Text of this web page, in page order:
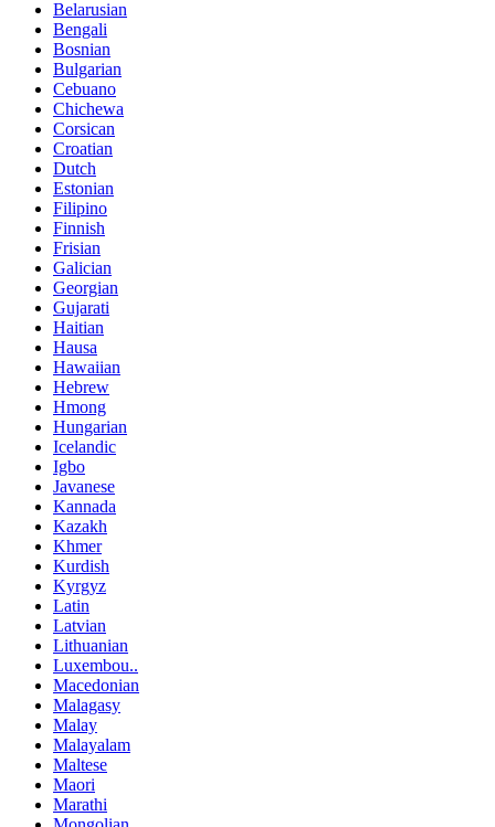
Belarusian
Bengali
Bosnian
Bulgarian
Cebuano
Chichewa
Corsican
Croatian
Dutch
Estonian
Filipino
Finnish
Frisian
Galician
Georgian
Gujarati
Haitian
Hausa
Hawaiian
Hebrew
Hmong
Hungarian
Icelandic
Igbo
Javanese
Kannada
Kazakh
Khmer
Kurdish
Kyrgyz
Latin
Latvian
Lithuanian
Luxembou..
Macedonian
Malagasy
Malay
Malayalam
Maltese
Maori
Marathi